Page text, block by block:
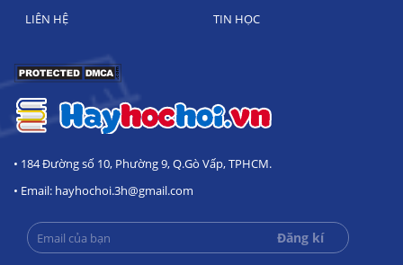
LIÊN HỆ TIN HỌC
• 184 Đường số 10, Phường 9, Q.Gò Vấp, TPHCM.
• Email: hayhochoi.3h@gmail.com